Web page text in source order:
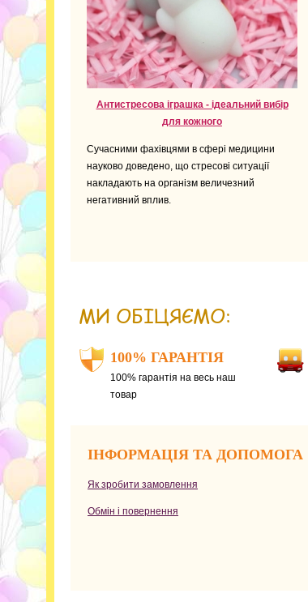
Антистресова іграшка - ідеальний вибір
для кожного
Сучасними фахівцями в сфері медицини
науково доведено, що стресові ситуації
накладають на організм величезний
негативний вплив.
МИ ОБІЦЯЄМО:
100% ГАРАНТІЯ
100% гарантія на весь наш
товар
ІНФОРМАЦІЯ ТА ДОПОМОГА
Як зробити замовлення
Обмін і повернення